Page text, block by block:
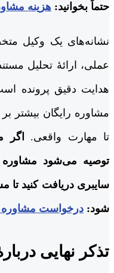
حتماً بخوانید: هزینه
نشانه‌های یک وکیل
عملی، ارائۀ تحلیل
هدایت دقیق پرونده
مشاوره رایگان بیشتر
تا مهارت واقعی.
اگر
توصیه می‌شود
سایبری دریافت کنید تا
شود: درخواست
تذکر نهایی